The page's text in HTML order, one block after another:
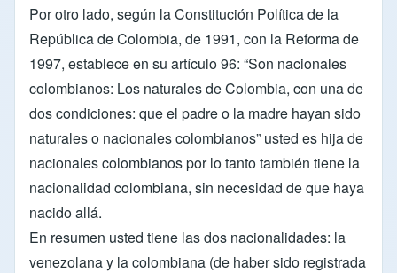
Por otro lado, según la Constitución Política de la
República de Colombia, de 1991, con la Reforma de
1997, establece en su artículo 96: “Son nacionales
colombianos: Los naturales de Colombia, con una de
dos condiciones: que el padre o la madre hayan sido
naturales o nacionales colombianos” usted es hija de
nacionales colombianos por lo tanto también tiene la
nacionalidad colombiana, sin necesidad de que haya
nacido allá.
En resumen usted tiene las dos nacionalidades: la
venezolana y la colombiana (de haber sido registrada